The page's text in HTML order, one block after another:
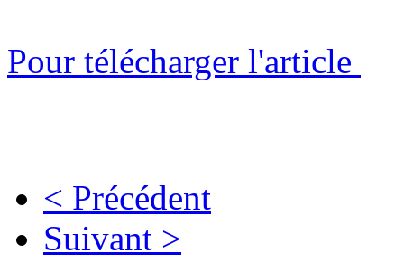
Pour télécharger l'article
< Précédent
Suivant >